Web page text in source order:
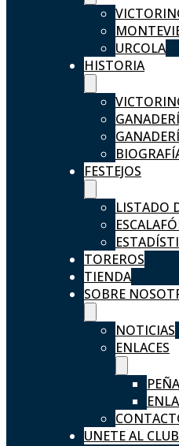
URCOLA
HISTORIA
FESTEJOS
LISTADO
TOREROS
TIENDA
SOBRE
NOTICIAS
ENLACES
UNETE AL